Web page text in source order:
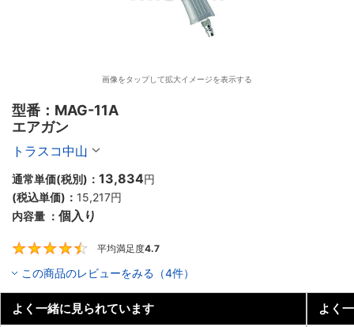
画像をタップして拡大イメージを表示する
型番：MAG-11A
エアガン
トラスコ中山
通常単価(税別)： 13,834円
(税込単価)： 15,217円
内容量 ： 個入り
平均満足度4.7
この商品のレビューをみる（4件）
よく一緒に見られています よく